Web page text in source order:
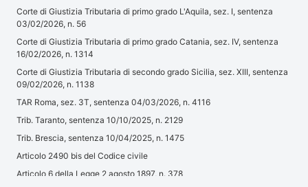
Corte di Giustizia Tributaria di primo grado L'Aquila, sez. I, sentenza
03/02/2026, n. 56
Corte di Giustizia Tributaria di primo grado Catania, sez. IV, sentenza
16/02/2026, n. 1314
Corte di Giustizia Tributaria di secondo grado Sicilia, sez. XIII, sentenza
09/02/2026, n. 1138
TAR Roma, sez. 3T, sentenza 04/03/2026, n. 4116
Trib. Taranto, sentenza 10/10/2025, n. 2129
Trib. Brescia, sentenza 10/04/2025, n. 1475
Articolo 2490 bis del Codice civile
Articolo 6 della Legge 2 agosto 1897, n. 378